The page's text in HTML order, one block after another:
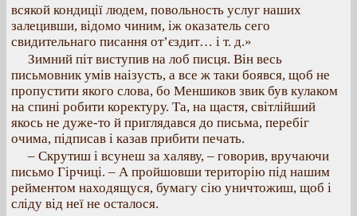
всякой кондиції людем, повольность услуг наших
залецивши, відомо чиним, іж оказатель сего
свидительнаго писання от’єздит… і т. д.»
Зимний піт виступив на лоб писця. Він весь
письмовник умів наізусть, а все ж таки боявся, щоб не
пропустити якого слова, бо Меншиков звик був кулаком
на спині робити коректуру. Та, на щастя, світлійший
якось не дуже-то й приглядався до письма, перебіг
очима, підписав і казав прибити печать.
– Скрутиш і всунеш за халяву, – говорив, вручаючи
письмо Гірчиці. – А пройшовши територію під нашим
рейментом находящуся, бумагу сію уничтожиш, щоб і
сліду від неї не осталося.